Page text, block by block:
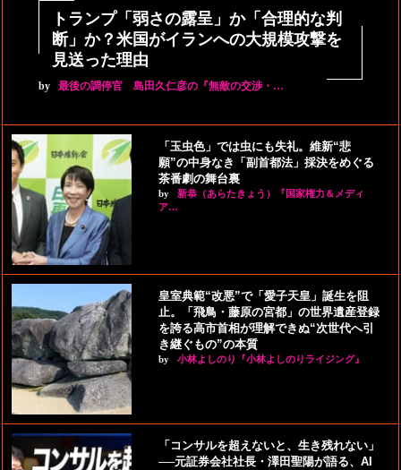
トランプ「弱さの露呈」か「合理的な判
断」か？米国がイランへの大規模攻撃を
見送った理由
by 最後の調停官 島田久仁彦の『無敵の交渉・…
「玉虫色」では虫にも失礼。維新“悲
願”の中身なき「副首都法」採決をめぐる
茶番劇の舞台裏
by
新恭（あらたきょう）『国家権力＆メディ
ア…
皇室典範“改悪”で「愛子天皇」誕生を阻
止。「飛鳥・藤原の宮都」の世界遺産登録
を誇る高市首相が理解できぬ“次世代へ引
き継ぐもの”の本質
by 小林よしのり『小林よしのりライジング』
「コンサルを超えないと、生き残れない」
──元証券会社社長・澤田聖陽が語る、AI